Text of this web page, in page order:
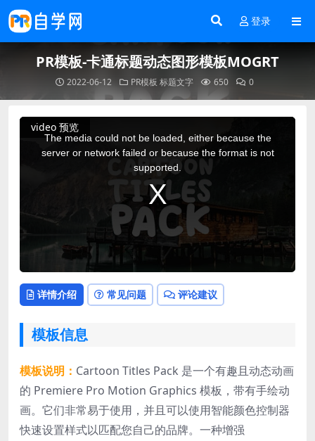
登录
PR模板-卡通标题动态图形模板MOGRT
2022-06-12 PR模板 标题文字 650 0
video 预览
This
The media could not be loaded, either because the
server or network failed or because the format is not
supported.
详情介绍 常见问题 评论建议
模板信息
模板说明： Cartoon Titles Pack 是一个有趣且动态动画
的 Premiere Pro Motion Graphics 模板，带有手绘动
画。它们非常易于使用，并且可以使用智能颜色控制器
快速设置样式以匹配您自己的品牌。一种增强